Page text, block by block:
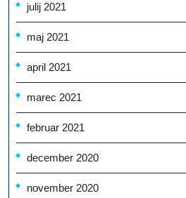
julij 2021
maj 2021
april 2021
marec 2021
februar 2021
december 2020
november 2020